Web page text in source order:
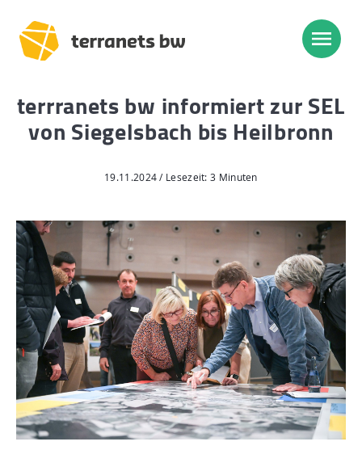
Trassenverlauf SEL:
Lampertheim – Heidelberg
Heidelberg – Heilbronn
Löchgau – Esslingen a. N.
Esslingen a. N. – Bissingen
Start
Planung, Bau, Betrieb
Aktuelles
Mediathek
Newsletter
terrranets bw informiert zur SEL
von Siegelsbach bis Heilbronn
19.11.2024 / Lesezeit: 3 Minuten